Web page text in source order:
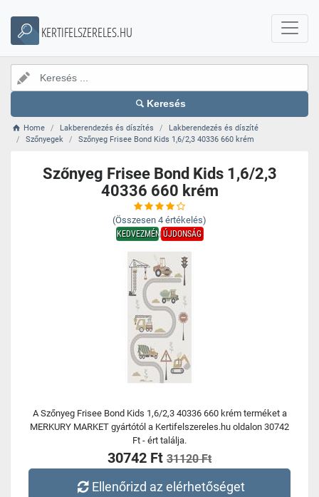
KERTIFELSZERELES.HU
Keresés
Home Lakberendezés és díszítés
Lakberendezés és díszíté
Szőnyegek
Szőnyeg Frisee Bond Kids 1,6/2,3 40336 660 krém
Szőnyeg Frisee Bond Kids 1,6/2,3
40336 660 krém
(Összesen 4 értékelés)
KEDVEZMÉNYÚJDONSÁG
A Szőnyeg Frisee Bond Kids 1,6/2,3 40336 660 krém terméket a
MERKURY MARKET gyártótól a Kertifelszereles.hu oldalon 30742
Ft - ért találja.
30742 Ft 31120 Ft
Ellenőrizd az elérhetőséget